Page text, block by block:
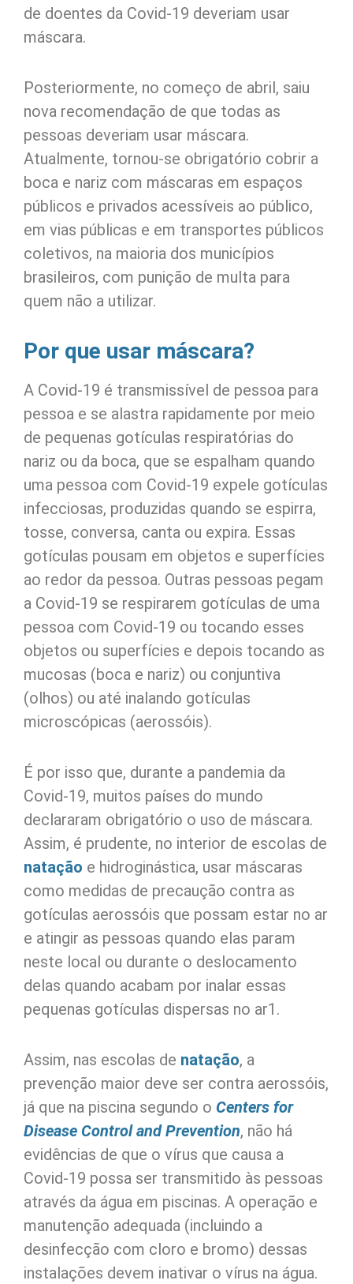
de doentes da Covid-19 deveriam usar
máscara.
Posteriormente, no começo de abril, saiu
nova recomendação de que todas as
pessoas deveriam usar máscara.
Atualmente, tornou-se obrigatório cobrir a
boca e nariz com máscaras em espaços
públicos e privados acessíveis ao público,
em vias públicas e em transportes públicos
coletivos, na maioria dos municípios
brasileiros, com punição de multa para
quem não a utilizar.
Por que usar máscara?
A Covid-19 é transmissível de pessoa para
pessoa e se alastra rapidamente por meio
de pequenas gotículas respiratórias do
nariz ou da boca, que se espalham quando
uma pessoa com Covid-19 expele gotículas
infecciosas, produzidas quando se espirra,
tosse, conversa, canta ou expira. Essas
gotículas pousam em objetos e superfícies
ao redor da pessoa. Outras pessoas pegam
a Covid-19 se respirarem gotículas de uma
pessoa com Covid-19 ou tocando esses
objetos ou superfícies e depois tocando as
mucosas (boca e nariz) ou conjuntiva
(olhos) ou até inalando gotículas
microscópicas (aerossóis).
É por isso que, durante a pandemia da
Covid-19, muitos países do mundo
declararam obrigatório o uso de máscara.
Assim, é prudente, no interior de escolas de
natação e hidroginástica, usar máscaras
como medidas de precaução contra as
gotículas aerossóis que possam estar no ar
e atingir as pessoas quando elas param
neste local ou durante o deslocamento
delas quando acabam por inalar essas
pequenas gotículas dispersas no ar1.
Assim, nas escolas de natação, a
prevenção maior deve ser contra aerossóis,
já que na piscina segundo o Centers for
Disease Control and Prevention, não há
evidências de que o vírus que causa a
Covid-19 possa ser transmitido às pessoas
através da água em piscinas. A operação e
manutenção adequada (incluindo a
desinfecção com cloro e bromo) dessas
instalações devem inativar o vírus na água.